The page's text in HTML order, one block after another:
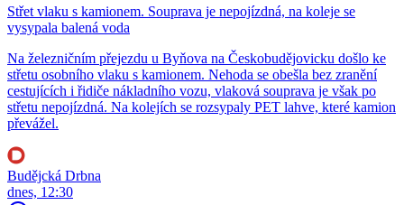
Střet vlaku s kamionem. Souprava je nepojízdná, na koleje se
vysypala balená voda
Na železničním přejezdu u Byňova na Českobudějovicku došlo ke
střetu osobního vlaku s kamionem. Nehoda se obešla bez zranění
cestujících i řidiče nákladního vozu, vlaková souprava je však po
střetu nepojízdná. Na kolejích se rozsypaly PET lahve, které kamion
převážel.
Budějcká Drbna
dnes, 12:30